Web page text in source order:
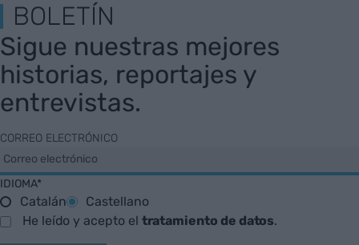
BOLETÍN
Sigue nuestras mejores
historias, reportajes y
entrevistas.
CORREO ELECTRÓNICO
IDIOMA*
Catalán
Castellano
He leído y acepto el tratamiento de datos.